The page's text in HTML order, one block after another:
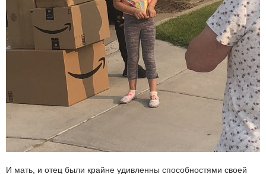
И мать, и отец были крайне удивленны способностями своей